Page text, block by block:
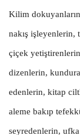
Kilim
nakış işleyenlerin,
çiçek
dizenlerin,
edenlerin, kitap
aleme bakıp
seyredenlerin,